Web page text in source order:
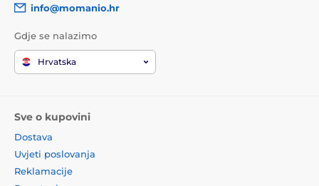
info@momanio.hr
Gdje se nalazimo
Hrvatska
Sve o kupovini
Dostava
Uvjeti poslovanja
Reklamacije